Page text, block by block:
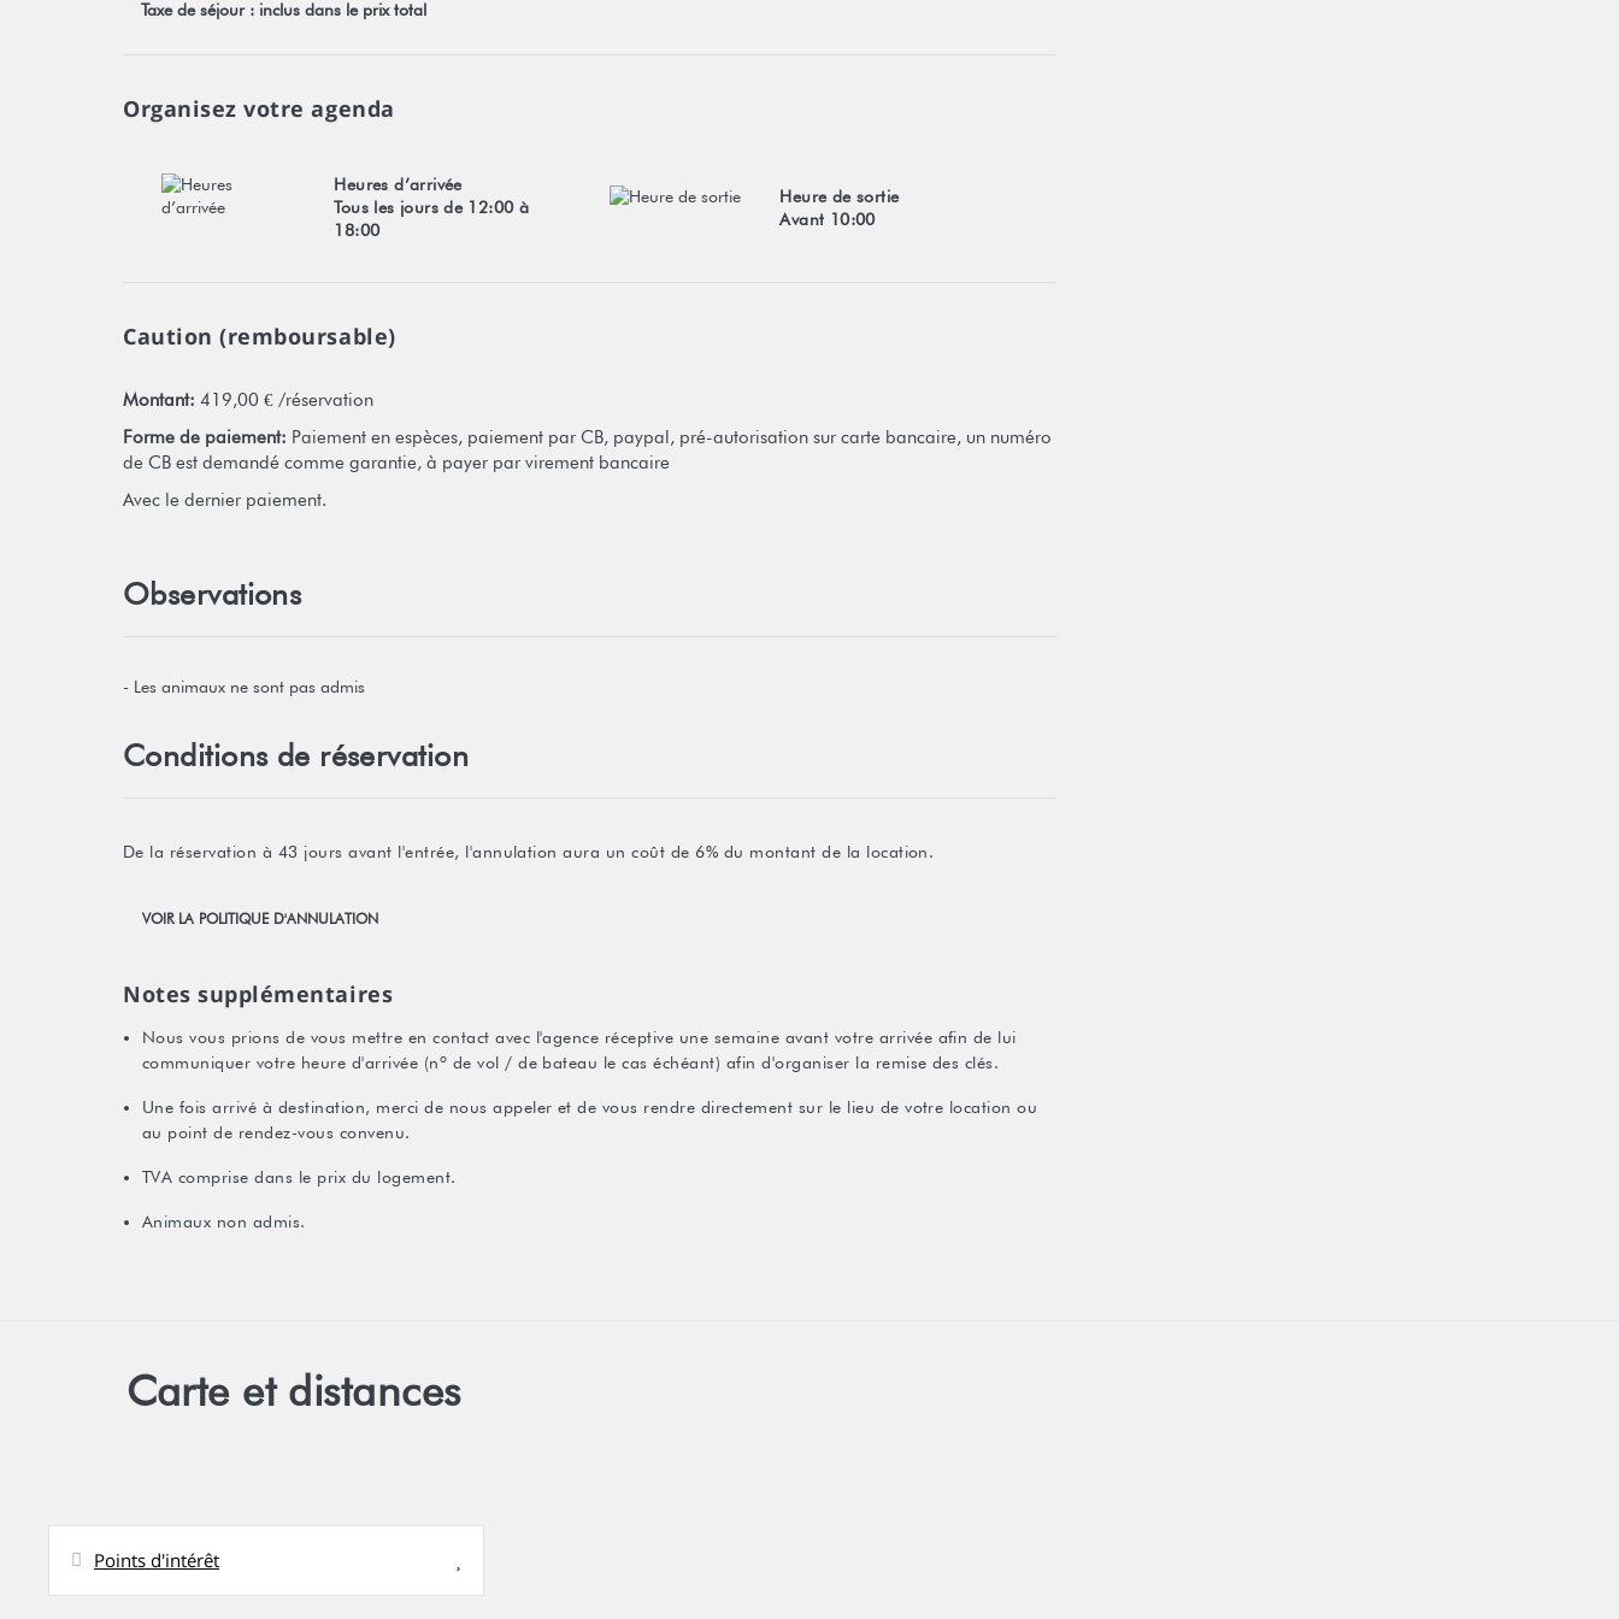
Numéro d'enregistrement : E19305
Taxe de séjour : inclus dans le prix total
Organisez votre agenda
Heures d’arrivée
Tous les jours de 12:00 à
18:00
Heure de sortie
Avant 10:00
Caution (remboursable)
Montant: 419,00 € /réservation
Forme de paiement: Paiement en espèces, paiement par CB, paypal, pré-autorisation sur carte bancaire, un numéro
de CB est demandé comme garantie, à payer par virement bancaire
Avec le dernier paiement.
Observations
- Les animaux ne sont pas admis
Conditions de réservation
De la réservation à 43 jours avant l'entrée, l'annulation aura un coût de 6% du montant de la location.
VOIR LA POLITIQUE D'ANNULATION
Notes supplémentaires
Nous vous prions de vous mettre en contact avec l'agence réceptive une semaine avant votre arrivée afin de lui
communiquer votre heure d'arrivée (nº de vol / de bateau le cas échéant) afin d'organiser la remise des clés.
Une fois arrivé à destination, merci de nous appeler et de vous rendre directement sur le lieu de votre location ou
au point de rendez-vous convenu.
TVA comprise dans le prix du logement.
Animaux non admis.
Carte et distances
Points d'intérêt